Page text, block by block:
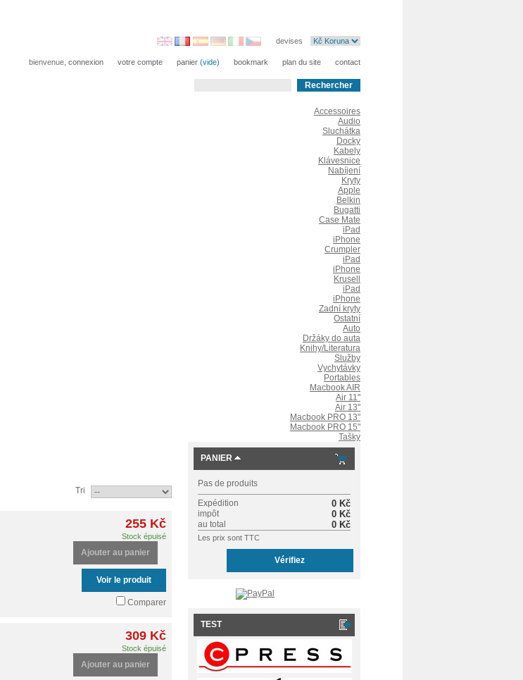
devises
contact
plan du site
bookmark
panier (vide)
votre compte
bienvenue, connexion
Accessoires
Audio
Sluchátka
Docky
Kabely
Klávesnice
Nabíjení
Kryty
Apple
Belkin
Bugatti
Case Mate
iPad
iPhone
Crumpler
iPad
iPhone
Krusell
iPad
iPhone
Zadní kryty
Ostatní
Auto
Držáky do auta
Knihy/Literatura
Služby
Vychytávky
Portables
Macbook AIR
Air 11"
Air 13"
Macbook PRO 13"
Macbook PRO 15"
Tašky
Tri
255 Kč
Stock épuisé
Ajouter au panier
Voir le produit
Comparer
309 Kč
Stock épuisé
Ajouter au panier
PANIER
Pas de produits
Expédition
0 Kč
impôt 0 Kč
au total 0 Kč
Les prix sont TTC
Vérifiez
TEST